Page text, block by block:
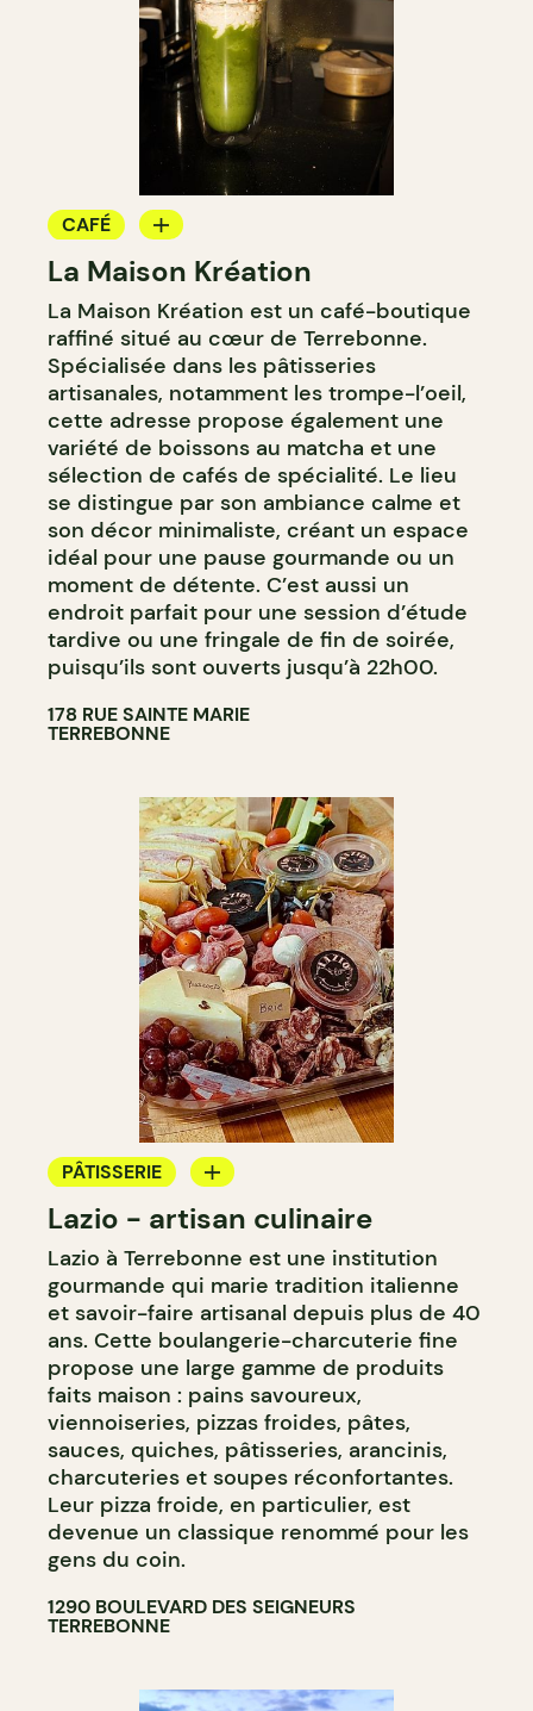
CAFÉ
PÂTISSERIE
BOULANGERIE
La Maison Kréation
​​La Maison Kréation est un café-boutique
raffiné situé au cœur de Terrebonne.
Spécialisée dans les pâtisseries
artisanales, notamment les trompe-l’oeil,
cette adresse propose également une
variété de boissons au matcha et une
sélection de cafés de spécialité. Le lieu
se distingue par son ambiance calme et
son décor minimaliste, créant un espace
idéal pour une pause gourmande ou un
moment de détente. C’est aussi un
endroit parfait pour une session d’étude
tardive ou une fringale de fin de soirée,
puisqu’ils sont ouverts jusqu’à 22h00.
178 RUE SAINTE MARIE
TERREBONNE
PÂTISSERIE
BOULANGERIE
Lazio - artisan culinaire
Lazio à Terrebonne est une institution
gourmande qui marie tradition italienne
et savoir-faire artisanal depuis plus de 40
ans. Cette boulangerie-charcuterie fine
propose une large gamme de produits
faits maison : pains savoureux,
viennoiseries, pizzas froides, pâtes,
sauces, quiches, pâtisseries, arancinis,
charcuteries et soupes réconfortantes.
Leur pizza froide, en particulier, est
devenue un classique renommé pour les
gens du coin.
1290 BOULEVARD DES SEIGNEURS
TERREBONNE